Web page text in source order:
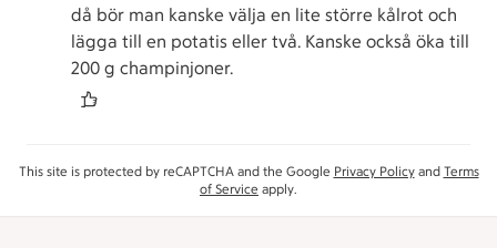
då bör man kanske välja en lite större kålrot och
lägga till en potatis eller två. Kanske också öka till
200 g champinjoner.
This site is protected by reCAPTCHA and the Google Privacy Policyand Terms
of Service apply.